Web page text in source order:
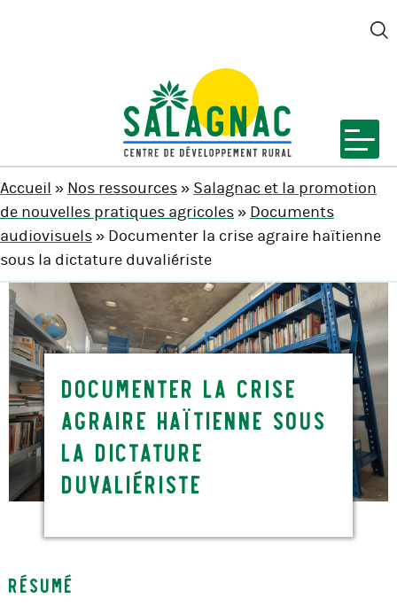
SALAGNAC
Accueil » Nos ressources» Salagnac et la promotion
de nouvelles pratiques agricoles» Documents
audiovisuels» Documenter la crise agraire haïtienne
sous la dictature duvaliériste
Documenter la crise
agraire haïtienne sous
la dictature
duvaliériste
Résumé